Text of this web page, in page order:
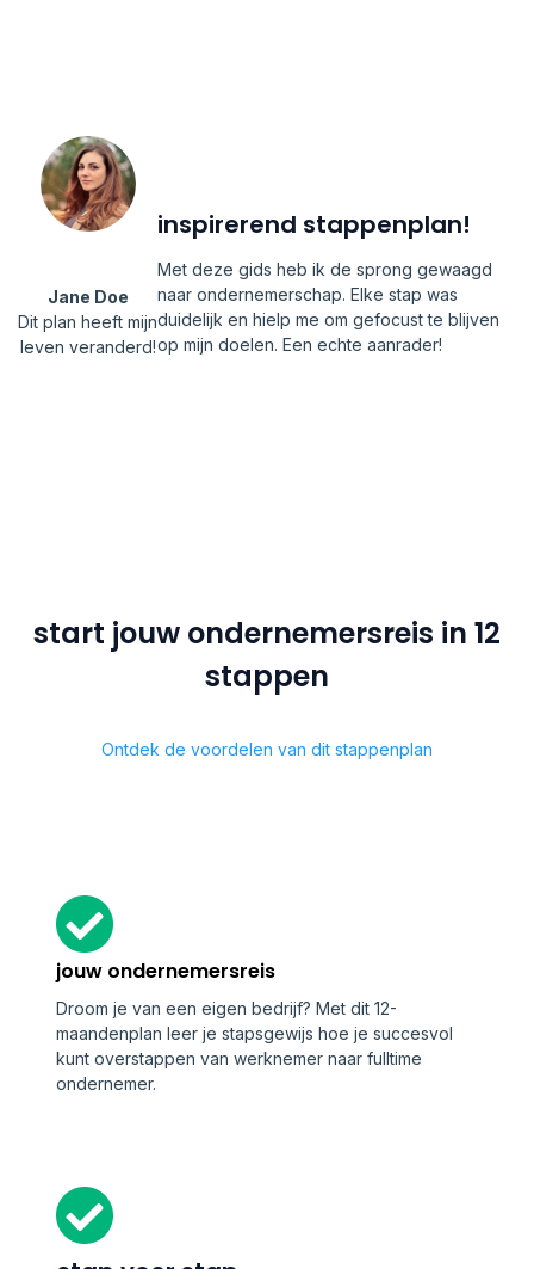
Jane Doe
Dit plan heeft mijn
leven veranderd!
inspirerend stappenplan!
Met deze gids heb ik de sprong gewaagd
naar ondernemerschap. Elke stap was
duidelijk en hielp me om gefocust te blijven
op mijn doelen. Een echte aanrader!
start jouw ondernemersreis in 12
stappen
Ontdek de voordelen van dit stappenplan
jouw ondernemersreis
Droom je van een eigen bedrijf? Met dit 12-
maandenplan leer je stapsgewijs hoe je succesvol
kunt overstappen van werknemer naar fulltime
ondernemer.